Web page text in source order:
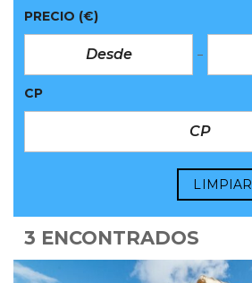
PRECIO (€)
CP
LIMPIAR
3 ENCONTRADOS